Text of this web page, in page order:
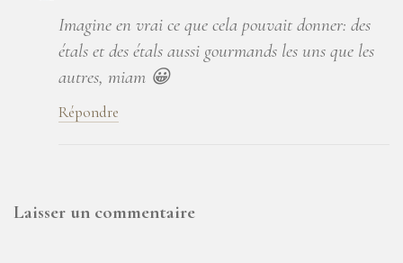
Imagine en vrai ce que cela pouvait donner: des
étals et des étals aussi gourmands les uns que les
autres, miam 😀
Répondre
Laisser un commentaire